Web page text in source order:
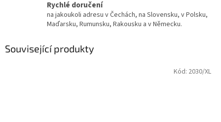
Rychlé doručení
na jakoukoli adresu v Čechách, na Slovensku, v Polsku,
Maďarsku, Rumunsku, Rakousku a v Německu.
Související produkty
Kód: 2030/XL